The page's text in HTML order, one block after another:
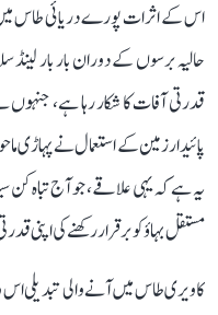
اس کے اثرات پورے دریائی طاس
حالیہ برسوں کے دوران بار بار لینڈ
قدرتی آفات کا شکار رہا ہے،
پائیدار زمین کے استعمال نے پہاڑی
یہ ہے کہ یہی علاقے، جو آج تباہ
مستقل بہاؤ کو برقرار رکھنے کی اپنی
کاویری طاس میں آنے والی